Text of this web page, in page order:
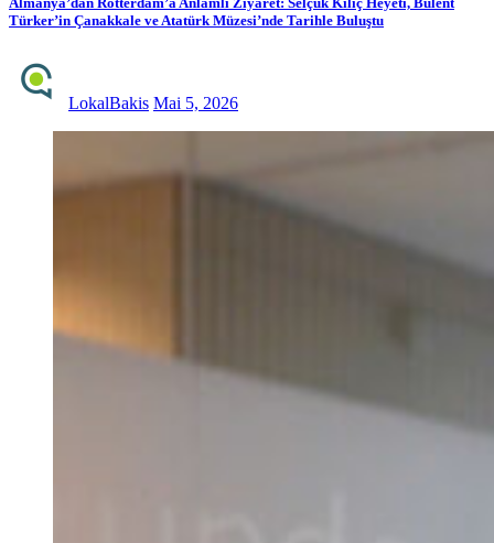
Türker’in Çanakkale ve Atatürk Müzesi’nde Tarihle Buluştu
LokalBakis Mai 5, 2026